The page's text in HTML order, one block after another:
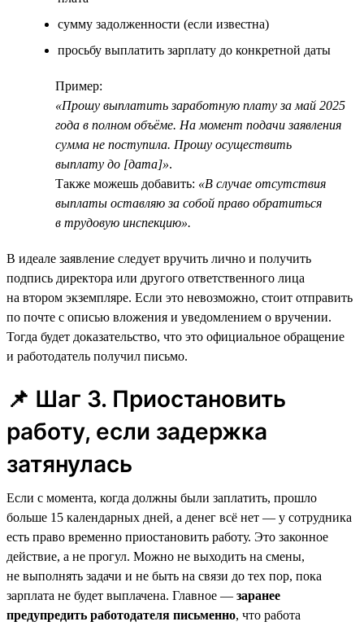
сумму задолженности (если известна)
просьбу выплатить зарплату до конкретной даты
Пример:
«Прошу выплатить заработную плату за май 2025
года в полном объёме. На момент подачи заявления
сумма не поступила. Прошу осуществить
выплату до [дата]».
Также можешь добавить: «В случае отсутствия
выплаты оставляю за собой право обратиться
в трудовую инспекцию».
В идеале заявление следует вручить лично и получить
подпись директора или другого ответственного лица
на втором экземпляре. Если это невозможно, стоит отправить
по почте с описью вложения и уведомлением о вручении.
Тогда будет доказательство, что это официальное обращение
и работодатель получил письмо.
📌 Шаг 3. Приостановить
работу, если задержка
затянулась
Если с момента, когда должны были заплатить, прошло
больше 15 календарных дней, а денег всё нет — у сотрудника
есть право временно приостановить работу. Это законное
действие, а не прогул. Можно не выходить на смены,
не выполнять задачи и не быть на связи до тех пор, пока
зарплата не будет выплачена. Главное — заранее
предупредить работодателя письменно, что работа